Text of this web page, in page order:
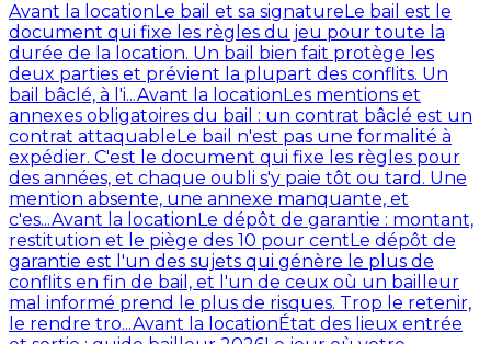
Avant la locationLe bail et sa signatureLe bail est le
document qui fixe les règles du jeu pour toute la
durée de la location. Un bail bien fait protège les
deux parties et prévient la plupart des conflits. Un
bail bâclé, à l'i...Avant la locationLes mentions et
annexes obligatoires du bail : un contrat bâclé est un
contrat attaquableLe bail n'est pas une formalité à
expédier. C'est le document qui fixe les règles pour
des années, et chaque oubli s'y paie tôt ou tard. Une
mention absente, une annexe manquante, et
c'es...Avant la locationLe dépôt de garantie : montant,
restitution et le piège des 10 pour centLe dépôt de
garantie est l'un des sujets qui génère le plus de
conflits en fin de bail, et l'un de ceux où un bailleur
mal informé prend le plus de risques. Trop le retenir,
le rendre tro...Avant la locationÉtat des lieux entrée